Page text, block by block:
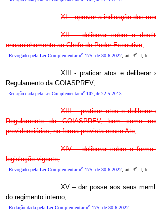
XI – aprovar a indicação dos
XII – deliberar sobre a
encaminhamento ao Chefe do Poder Executivo;
- Revogado pela Lei Complementar no 175, de 30-6-2022 , art. 3o , I, b.
XIII - praticar atos e deliberar
Regulamento da GOIASPREV;
- Redação dada pela Lei Complementar no 102, de 22-5-2013
XIII – praticar atos e deliberar
Regulamento da GOIASPREV, bem como
previdenciárias, na forma prevista nesse Ato;
XIV – deliberar sobre a
legislação vigente;
- Revogado pela Lei Complementar no 175, de 30-6-2022 , art. 3o , I, b.
XV – dar posse aos seus
do regimento interno;
- Redação dada pela Lei Complementar no 175, de 30-6-2022